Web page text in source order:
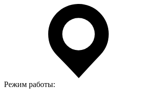
Режим работы: